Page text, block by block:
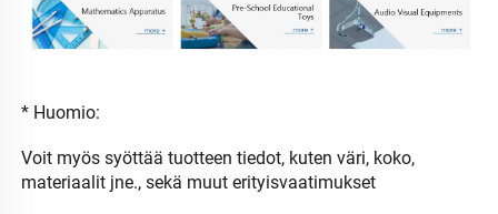
* Huomio:
Voit myös syöttää tuotteen tiedot, kuten väri, koko,
materiaalit jne., sekä muut erityisvaatimukset